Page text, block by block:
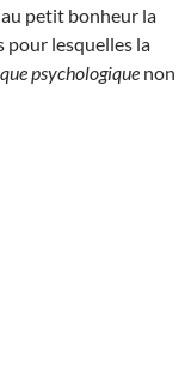
petit bonheur la
pour lesquelles la
psychologique non